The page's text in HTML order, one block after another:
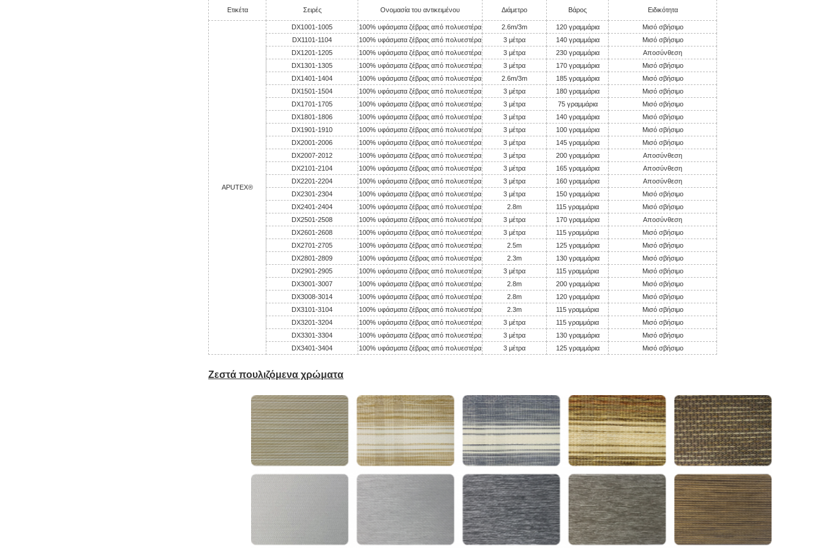
Ετικέτα Σειρές Ονομασία του αντικειμένου Διάμετρο Βάρος Ειδικότητα
APUTEX®
DX1001-1005 100% υφάσματα ζέβρας από πολυεστέρα 2.6m/3m 120 γραμμάρια
Μισό σβήσιμο
DX1101-1104
100% υφάσματα ζέβρας από πολυεστέρα 3 μέτρα 140 γραμμάρια
Μισό σβήσιμο
DX1201-1205
100% υφάσματα ζέβρας από πολυεστέρα 3 μέτρα 230 γραμμάρια
Αποσύνθεση
DX1301-1305
100% υφάσματα ζέβρας από πολυεστέρα 3 μέτρα 170 γραμμάρια
Μισό σβήσιμο
DX1401-1404
100% υφάσματα ζέβρας από πολυεστέρα 2.6m/3m 185 γραμμάρια
Μισό σβήσιμο
DX1501-1504
100% υφάσματα ζέβρας από πολυεστέρα 3 μέτρα 180 γραμμάρια
Μισό σβήσιμο
DX1701-1705
100% υφάσματα ζέβρας από πολυεστέρα 3 μέτρα 75 γραμμάρια
Μισό σβήσιμο
DX1801-1806
100% υφάσματα ζέβρας από πολυεστέρα 3 μέτρα 140 γραμμάρια
Μισό σβήσιμο
DX1901-1910
100% υφάσματα ζέβρας από πολυεστέρα 3 μέτρα 100 γραμμάρια
Μισό σβήσιμο
DX2001-2006
100% υφάσματα ζέβρας από πολυεστέρα 3 μέτρα 145 γραμμάρια
Μισό σβήσιμο
DX2007-2012
100% υφάσματα ζέβρας από πολυεστέρα 3 μέτρα 200 γραμμάρια
Αποσύνθεση
DX2101-2104
100% υφάσματα ζέβρας από πολυεστέρα 3 μέτρα 165 γραμμάρια
Αποσύνθεση
DX2201-2204
100% υφάσματα ζέβρας από πολυεστέρα 3 μέτρα 160 γραμμάρια
Αποσύνθεση
DX2301-2304
100% υφάσματα ζέβρας από πολυεστέρα 3 μέτρα 150 γραμμάρια
Μισό σβήσιμο
DX2401-2404
100% υφάσματα ζέβρας από πολυεστέρα 2.8m 115 γραμμάρια
Μισό σβήσιμο
DX2501-2508
100% υφάσματα ζέβρας από πολυεστέρα 3 μέτρα 170 γραμμάρια
Αποσύνθεση
DX2601-2608
100% υφάσματα ζέβρας από πολυεστέρα 3 μέτρα 115 γραμμάρια
Μισό σβήσιμο
DX2701-2705
100% υφάσματα ζέβρας από πολυεστέρα 2.5m 125 γραμμάρια
Μισό σβήσιμο
DX2801-2809
100% υφάσματα ζέβρας από πολυεστέρα 2.3m 130 γραμμάρια
Μισό σβήσιμο
DX2901-2905
100% υφάσματα ζέβρας από πολυεστέρα 3 μέτρα 115 γραμμάρια
Μισό σβήσιμο
DX3001-3007
100% υφάσματα ζέβρας από πολυεστέρα 2.8m 200 γραμμάρια
Μισό σβήσιμο
DX3008-3014
100% υφάσματα ζέβρας από πολυεστέρα 2.8m 120 γραμμάρια
Μισό σβήσιμο
DX3101-3104
100% υφάσματα ζέβρας από πολυεστέρα 2.3m 115 γραμμάρια
Μισό σβήσιμο
DX3201-3204
100% υφάσματα ζέβρας από πολυεστέρα 3 μέτρα 115 γραμμάρια
Μισό σβήσιμο
DX3301-3304
100% υφάσματα ζέβρας από πολυεστέρα 3 μέτρα 130 γραμμάρια
Μισό σβήσιμο
DX3401-3404
100% υφάσματα ζέβρας από πολυεστέρα 3 μέτρα 125 γραμμάρια Μισό σβήσιμο
Ζεστά πουλιζόμενα χρώματα